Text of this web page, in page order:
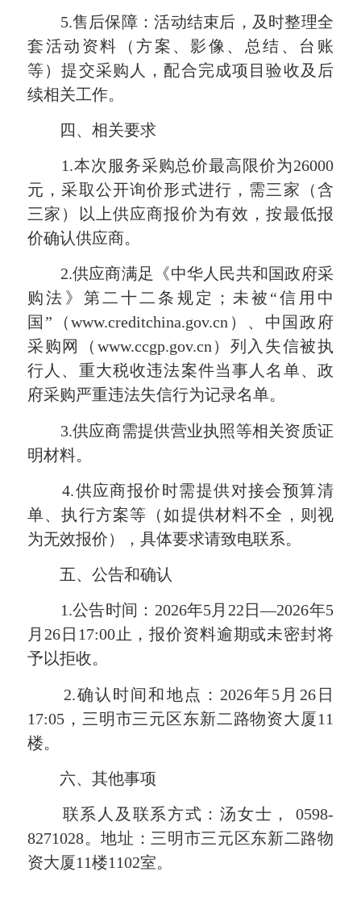
5.售后保障：活动结束后，及时整理全
套活动资料（方案、影像、总结、台账
等）提交采购人，配合完成项目验收及后
续相关工作。
四、相关要求
1.本次服务采购总价最高限价为26000
元，采取公开询价形式进行，需三家（含
三家）以上供应商报价为有效，按最低报
价确认供应商。
2.供应商满足《中华人民共和国政府采
购法》第二十二条规定；未被“信用中
国”（www.creditchina.gov.cn）、中国政府
采购网（www.ccgp.gov.cn）列入失信被执
行人、重大税收违法案件当事人名单、政
府采购严重违法失信行为记录名单。
3.供应商需提供营业执照等相关资质证
明材料。
4.供应商报价时需提供对接会预算清
单、执行方案等（如提供材料不全，则视
为无效报价），具体要求请致电联系。
五、公告和确认
1.公告时间：2026年5月22日—2026年5
月26日17:00止，报价资料逾期或未密封将
予以拒收。
2.确认时间和地点：2026年5月26日
17:05，三明市三元区东新二路物资大厦11
楼。
六、其他事项
联系人及联系方式：汤女士 ， 0598-
8271028。地址：三明市三元区东新二路物
资大厦11楼1102室。